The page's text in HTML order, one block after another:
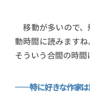
移動が多いので、
動時間に読みますね
そういう合間の時間
──特に好きな作家は